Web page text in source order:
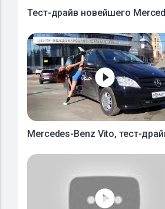
Тест-драйв новейшего
Mercedes-Benz Vito, тест-